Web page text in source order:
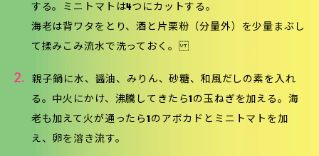
する。ミニトマトは4つにカットする。
海老は背ワタをとり、酒と片栗粉（分量外）を少量まぶし
て揉みこみ流水で洗っておく。
2.
親子鍋に水、醤油、みりん、砂糖、和風だしの素を入れ
る。中火にかけ、沸騰してきたら1の玉ねぎを加える。海
老も加えて火が通ったら1のアボカドとミニトマトを加
え、卵を溶き流す。